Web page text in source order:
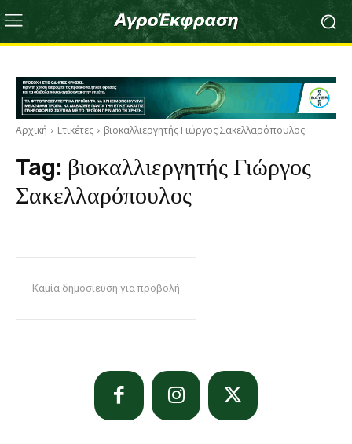
Αρχική Ετικέτες βιοκαλλιεργητής Γιώργος Σακελλαρόπουλος
Tag: βιοκαλλιεργητής Γιώργος
Σακελλαρόπουλος
Καμία δημοσίευση για προβολή